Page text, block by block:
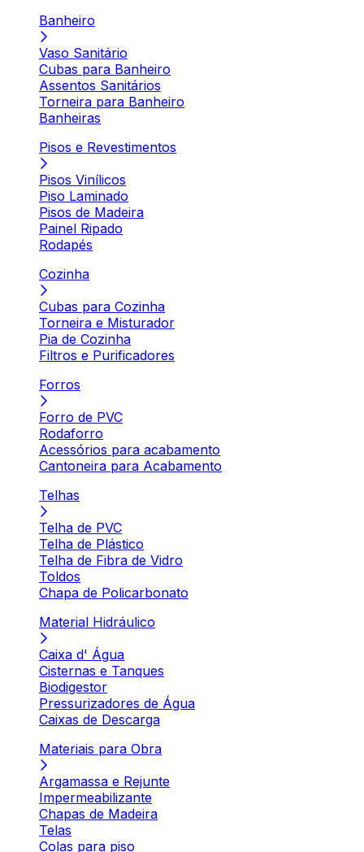
Banheiro
Vaso Sanitário
Cubas para Banheiro
Assentos Sanitários
Torneira para Banheiro
Banheiras
Pisos e Revestimentos
Pisos Vinílicos
Piso Laminado
Pisos de Madeira
Painel Ripado
Rodapés
Cozinha
Cubas para Cozinha
Torneira e Misturador
Pia de Cozinha
Filtros e Purificadores
Forros
Forro de PVC
Rodaforro
Acessórios para acabamento
Cantoneira para Acabamento
Telhas
Telha de PVC
Telha de Plástico
Telha de Fibra de Vidro
Toldos
Chapa de Policarbonato
Material Hidráulico
Caixa d' Água
Cisternas e Tanques
Biodigestor
Pressurizadores de Água
Caixas de Descarga
Materiais para Obra
Argamassa e Rejunte
Impermeabilizante
Chapas de Madeira
Telas
Colas para piso